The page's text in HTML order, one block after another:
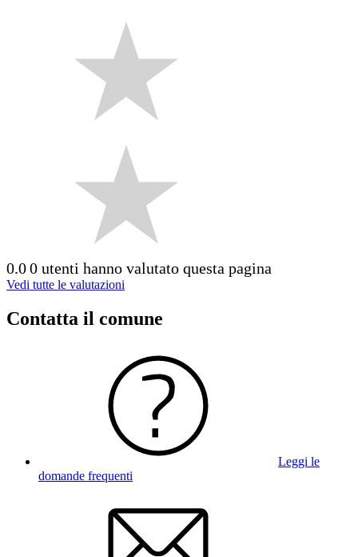
0.00 utenti hanno valutato questa pagina
Vedi tutte le valutazioni
Contatta il comune
Leggi le
domande frequenti